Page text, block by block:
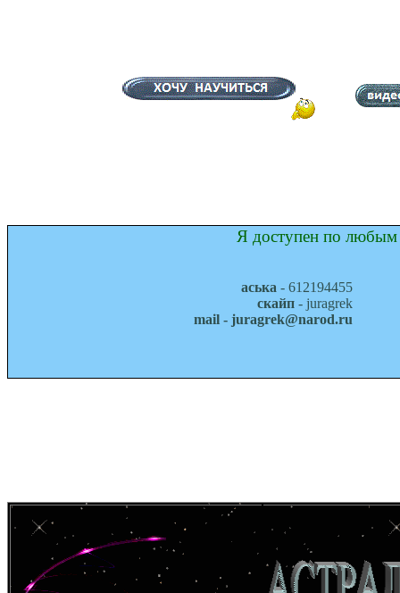
Я доступен по любым
аська - 612194455
скайп - juragrek
mail - juragrek@narod.ru